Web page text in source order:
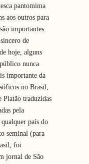
pantomima
aos outros para
importantes.
de
hoje, alguns
nunca
importante da
no Brasil,
Platão traduzidas
pela
país do
seminal (para
foi
jornal de São